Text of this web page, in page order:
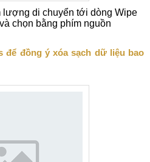
lượng di chuyển tới dòng Wipe
chọn bằng phím nguồn
để đồng ý xóa sạch dữ liệu bao